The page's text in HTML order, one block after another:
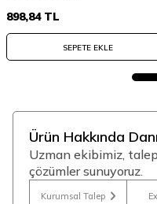
898,84TL
SEPETE EKLE
Ürün Hakkında
Uzman ekibimiz,
çözümler sunuyoruz.
Kurumsal Talep